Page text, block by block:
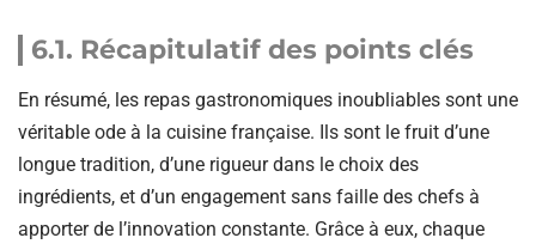
6.1. Récapitulatif des points clés
En résumé, les repas gastronomiques inoubliables sont une
véritable ode à la cuisine française. Ils sont le fruit d’une
longue tradition, d’une rigueur dans le choix des
ingrédients, et d’un engagement sans faille des chefs à
apporter de l’innovation constante. Grâce à eux, chaque